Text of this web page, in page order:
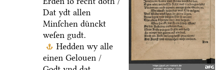
Dat ydt allen
Minſchen duͤnckt
weſen gudt.
Hedden wy alle
einen Gelouen /